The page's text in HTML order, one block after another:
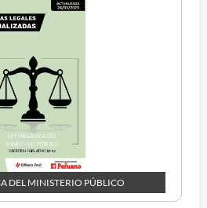
DEL MINISTERIO PÚBLICO